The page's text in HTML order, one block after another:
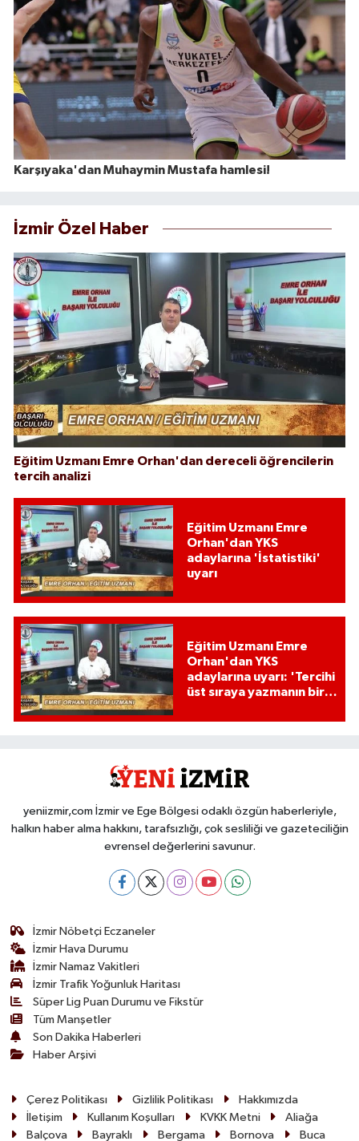
Karşıyaka'dan Muhaymin Mustafa hamlesi!
İzmir Özel Haber
Eğitim Uzmanı Emre Orhan'dan dereceli öğrencilerin
tercih analizi
Eğitim Uzmanı Emre
Orhan'dan YKS
adaylarına 'İstatistiki'
uyarı
Eğitim Uzmanı Emre
Orhan'dan YKS
adaylarına uyarı: 'Tercihi
üst sıraya yazmanın bir
yeniizmir,com İzmir ve Ege Bölgesi odaklı özgün haberleriyle,
halkın haber alma hakkını, tarafsızlığı, çok sesliliği ve gazeteciliğin
evrensel değerlerini savunur.
İzmir Nöbetçi Eczaneler
İzmir Hava Durumu
İzmir Namaz Vakitleri
İzmir Trafik Yoğunluk Haritası
Süper Lig Puan Durumu ve Fikstür
Tüm Manşetler
Son Dakika Haberleri
Haber Arşivi
Çerez Politikası Gizlilik Politikası
Hakkımızda
İletişim
Kullanım Koşulları KVKK Metni
Aliağa
Balçova
Bayraklı Bergama Bornova Buca